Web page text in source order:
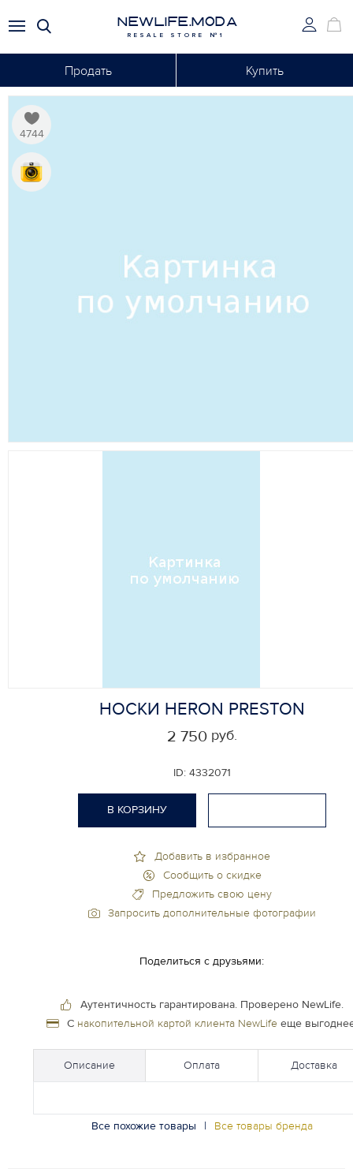
NEWLIFE.MODA
RESALE STORE №1
Продать Купить
4744
НОСКИ HERON PRESTON
ID: 4332071
2 750 руб.
Добавить в избранное
Сообщить о скидке
Предложить свою цену
Запросить дополнительные фотографии
В КОРЗИНУ
Поделиться с друзьями:
Аутентичность гарантирована. Проверено NewLife.
С накопительной картой клиента NewLifeеще
Описание Оплата Доставка
Все похожие товары | Все товары бренда